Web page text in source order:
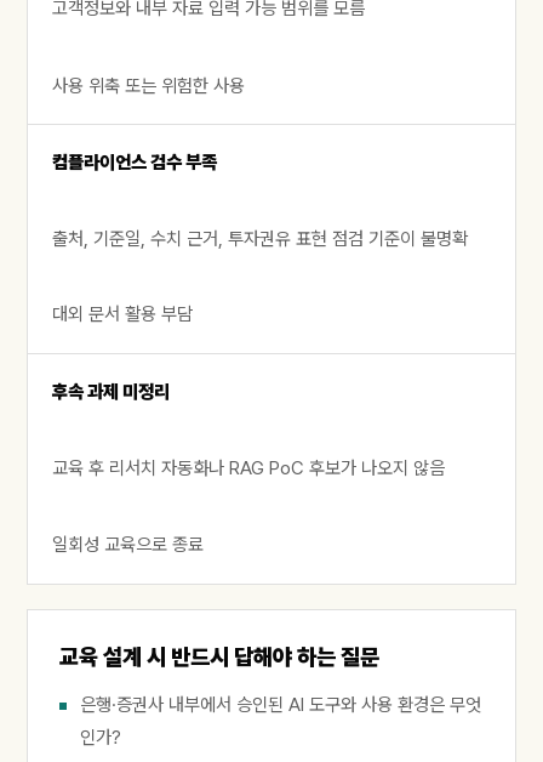
고객정보와 내부 자료 입력 가능 범위를 모름
사용 위축 또는 위험한 사용
컴플라이언스 검수 부족
출처, 기준일, 수치 근거, 투자권유 표현 점검 기준이 불명확
대외 문서 활용 부담
후속 과제 미정리
교육 후 리서치 자동화나 RAG PoC 후보가 나오지 않음
일회성 교육으로 종료
교육 설계 시 반드시 답해야 하는 질문
은행·증권사 내부에서 승인된 AI 도구와 사용 환경은 무엇
인가?